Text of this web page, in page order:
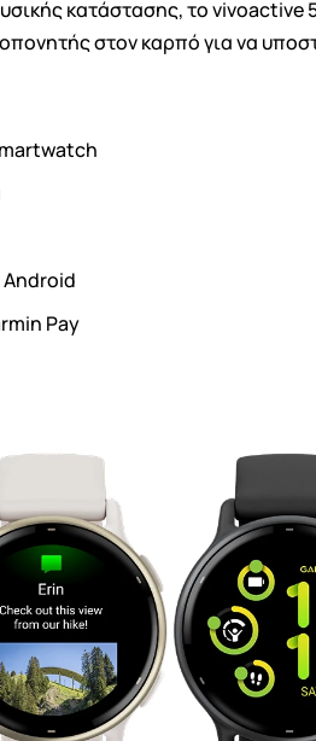
κατάστασης, το vivoactive
στον καρπό για να
Pay
Δημιουργία λίστα